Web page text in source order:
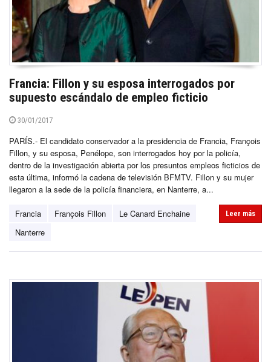
Francia: Fillon y su esposa interrogados por
supuesto escándalo de empleo ficticio
30/01/2017
PARÍS.- El candidato conservador a la presidencia de Francia, François
Fillon, y su esposa, Penélope, son interrogados hoy por la policía,
dentro de la investigación abierta por los presuntos empleos ficticios de
esta última, informó la cadena de televisión BFMTV. Fillon y su mujer
llegaron a la sede de la policía financiera, en Nanterre, a...
Francia François Fillon
Le Canard Enchaine
Nanterre
Leer más